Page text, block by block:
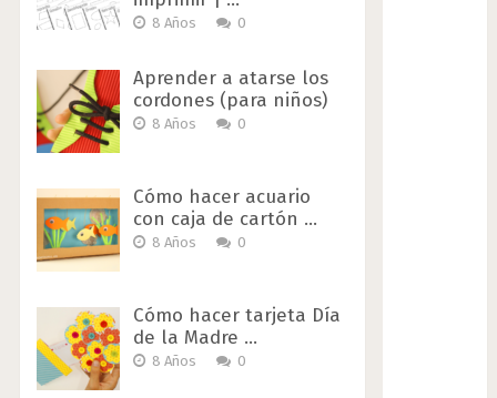
8 Años 0
Aprender a atarse los
cordones (para niños)
8 Años 0
Cómo hacer acuario
con caja de cartón …
8 Años 0
Cómo hacer tarjeta Día
de la Madre …
8 Años 0